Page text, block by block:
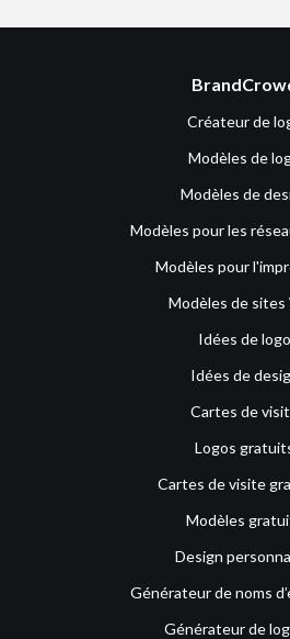
Créateur de
Modèles de
Modèles de
Modèles pour les
Modèles pour
Modèles de sites
Idées de logo
Idées de
Cartes de
Logos
Cartes de visite
Modèles
Design
Générateur de noms
Générateur de